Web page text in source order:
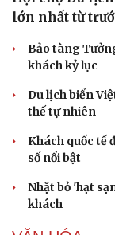
lớn nhất từ
Bảo tàng
khách kỷ lục
Du lịch biển
thế tự nhiên
Khách quốc tế
số nổi bật
Nhặt bỏ 'hạt
khách